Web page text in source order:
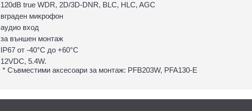
120dB true WDR, 2D/3D-DNR, BLC, HLC, AGC
вграден микрофон
аудио вход
за външен монтаж
IP67 oт -40°С до +60°С
12VDC, 5.4W.
* Съвместими аксесоари за монтаж: PFB203W, PFA130-E